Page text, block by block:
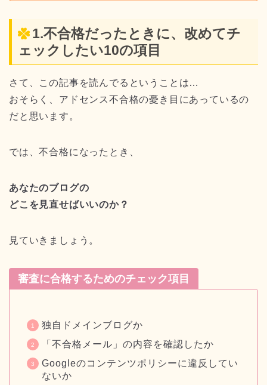
1.不合格だったときに、改めてチ
ェックしたい10の項目
さて、この記事を読んでるということは…
おそらく、アドセンス不合格の憂き目にあっているの
だと思います。
では、不合格になったとき、
あなたのブログの
どこを見直せばいいのか？
見ていきましょう。
審査に合格するためのチェック項目
独自ドメインブログか
「不合格メール」の内容を確認したか
Googleのコンテンツポリシーに違反してい
ないか